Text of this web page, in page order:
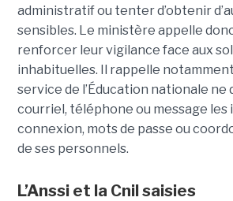
administratif ou tenter d’obtenir
sensibles. Le ministère appelle
renforcer leur vigilance face aux
inhabituelles. Il rappelle notamment
service de l’Éducation nationale ne
courriel, téléphone ou message les
connexion, mots de passe ou
de ses personnels.
L’Anssi et la Cnil saisies